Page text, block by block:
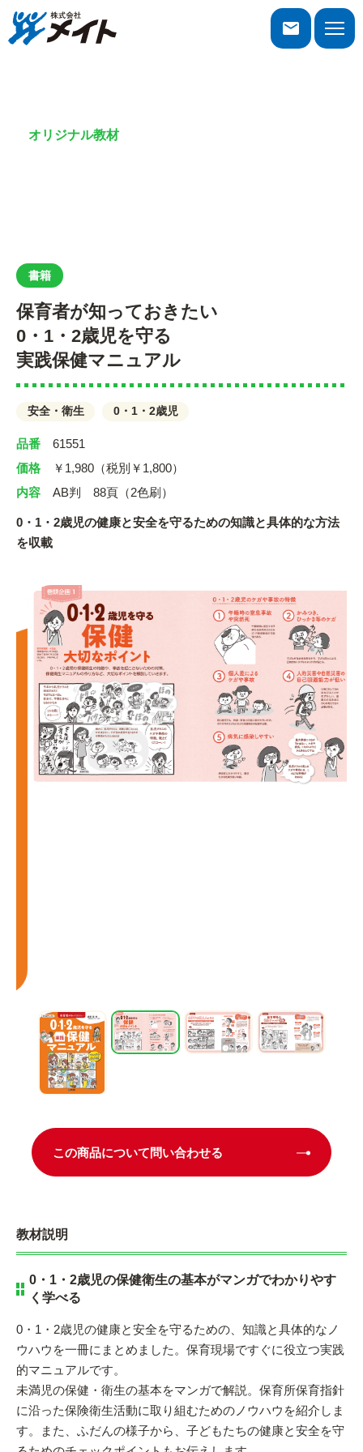
toggle
オリジナル教材
書籍
保育者が知っておきたい
0・1・2歳児を守る
実践保健マニュアル
安全・衛生 0・1・2歳児
品番
61551
価格
￥1,980（税別￥1,800）
内容
AB判 88頁（2色刷）
0・1・2歳児の健康と安全を守るための知識と具体的な方法
を収載
この商品について問い合わせる
教材説明
0・1・2歳児の保健衛生の基本がマンガでわかりやす
く学べる
0・1・2歳児の健康と安全を守るための、知識と具体的なノ
ウハウを一冊にまとめました。保育現場ですぐに役立つ実践
的マニュアルです。
未満児の保健・衛生の基本をマンガで解説。保育所保育指針
に沿った保険衛生活動に取り組むためのノウハウを紹介しま
す。また、ふだんの様子から、子どもたちの健康と安全を守